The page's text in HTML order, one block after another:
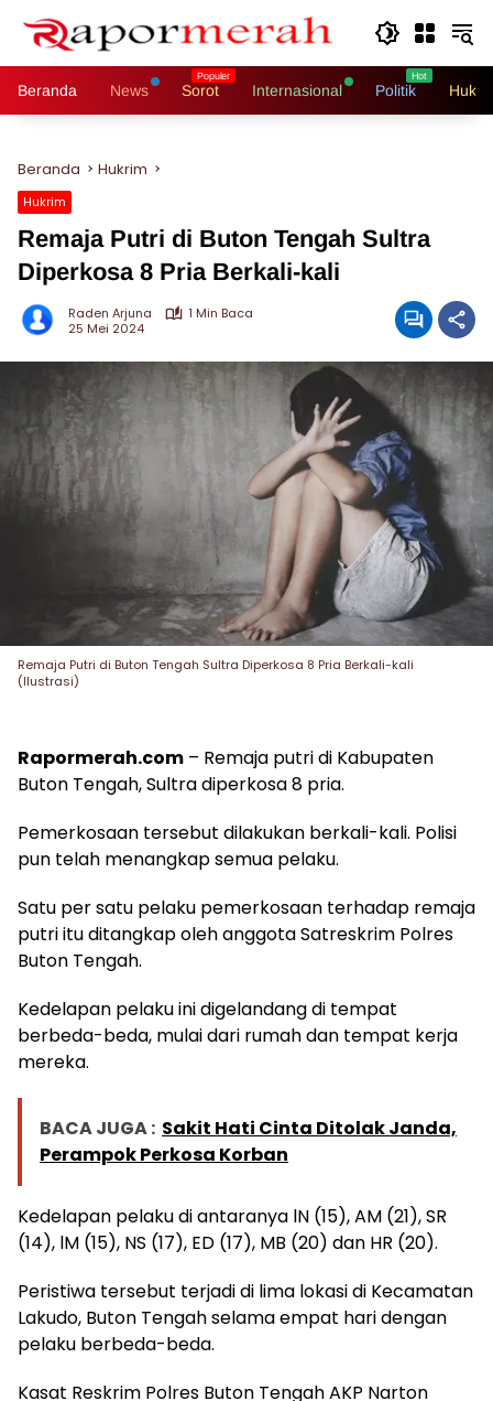
Beranda News Sorot Internasional Politik
Beranda Hukrim
Hukrim
Remaja Putri di Buton Tengah Sultra
Diperkosa 8 Pria Berkali-kali
Raden Arjuna
1 Min Baca
25 Mei 2024
Remaja Putri di Buton Tengah Sultra Diperkosa 8 Pria Berkali-kali
(Ilustrasi)
Rapormerah.com – Remaja putri di Kabupaten
Buton Tengah, Sultra diperkosa 8 pria.
Pemerkosaan tersebut dilakukan berkali-kali. Polisi
pun telah menangkap semua pelaku.
Satu per satu pelaku pemerkosaan terhadap remaja
putri itu ditangkap oleh anggota Satreskrim Polres
Buton Tengah.
Kedelapan pelaku ini digelandang di tempat
berbeda-beda, mulai dari rumah dan tempat kerja
mereka.
BACA JUGA : Sakit Hati Cinta Ditolak Janda,
Perampok Perkosa Korban
Kedelapan pelaku di antaranya lN (15), AM (21), SR
(14), lM (15), NS (17), ED (17), MB (20) dan HR (20).
Peristiwa tersebut terjadi di lima lokasi di Kecamatan
Lakudo, Buton Tengah selama empat hari dengan
pelaku berbeda-beda.
Kasat Reskrim Polres Buton Tengah AKP Narton